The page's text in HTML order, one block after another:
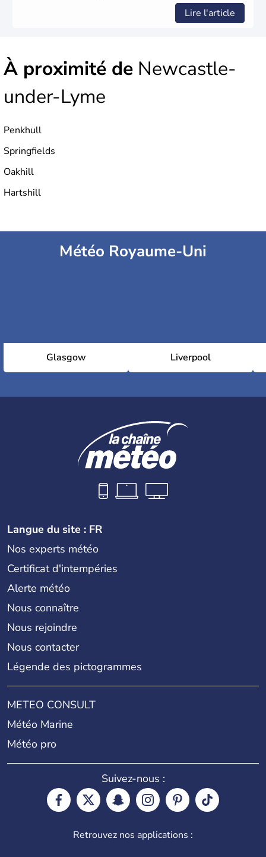
Lire l'article
À proximité de Newcastle-
under-Lyme
Penkhull
Springfields
Oakhill
Hartshill
Météo Royaume-Uni
Glasgow Liverpool
Langue du site : FR
Nos experts météo
Certificat d'intempéries
Alerte météo
Nous connaître
Nous rejoindre
Nous contacter
Légende des pictogrammes
METEO CONSULT
Météo Marine
Météo pro
Suivez-nous :
Retrouvez nos applications :